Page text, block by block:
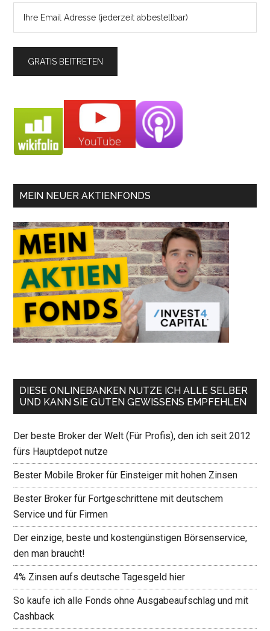
MEIN NEUER AKTIENFONDS
DIESE ONLINEBANKEN NUTZE ICH ALLE SELBER
UND KANN SIE GUTEN GEWISSENS EMPFEHLEN
Der beste Broker der Welt (Für Profis), den ich seit 2012
fürs Hauptdepot nutze
Bester Mobile Broker für Einsteiger mit hohen Zinsen
Bester Broker für Fortgeschrittene mit deutschem
Service und für Firmen
Der einzige, beste und kostengünstigen Börsenservice,
den man braucht!
4% Zinsen aufs deutsche Tagesgeld hier
So kaufe ich alle Fonds ohne Ausgabeaufschlag und mit
Cashback